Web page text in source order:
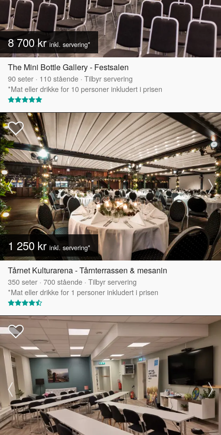
8 700 krinkl. servering*
The Mini Bottle Gallery - Festsalen
90seter · 110stående · Tilbyr servering
*Mat eller drikke for 10 personer inkludert i prisen
1 250 kr inkl. servering*
Tårnet Kulturarena - Tårnterrassen & mesanin
350seter · 700stående · Tilbyr servering
*Mat eller drikke for 1 personer inkludert i prisen